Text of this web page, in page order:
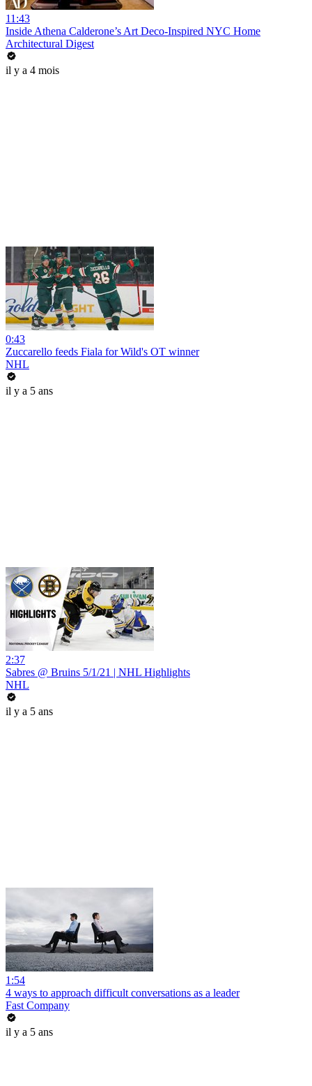
11:43
Inside Athena Calderone’s Art Deco-Inspired NYC Home
Architectural Digest
il y a 4 mois
0:43
Zuccarello feeds Fiala for Wild's OT winner
NHL
il y a 5 ans
2:37
Sabres @ Bruins 5/1/21 | NHL Highlights
NHL
il y a 5 ans
1:54
4 ways to approach difficult conversations as a leader
Fast Company
il y a 5 ans